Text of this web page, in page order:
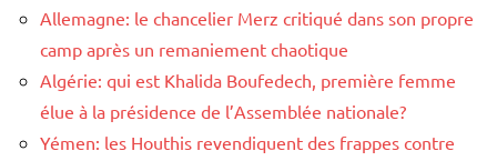
Allemagne: le chancelier Merz critiqué dans son propre
camp après un remaniement chaotique
Algérie: qui est Khalida Boufedech, première femme
élue à la présidence de l’Assemblée nationale?
Yémen: les Houthis revendiquent des frappes contre